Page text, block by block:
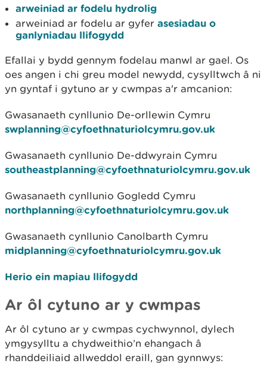
arweiniad ar fodelu hydrolig
arweiniad ar fodelu ar gyfer asesiadau o
ganlyniadau llifogydd
Efallai y bydd gennym fodelau manwl ar gael. Os
oes angen i chi greu model newydd, cysylltwch â ni
yn gyntaf i gytuno ar y cwmpas a'r amcanion:
Gwasanaeth cynllunio De-orllewin Cymru
swplanning@cyfoethnaturiolcymru.gov.uk
Gwasanaeth cynllunio De-ddwyrain Cymru
southeastplanning@cyfoethnaturiolcymru.gov.uk
Gwasanaeth cynllunio Gogledd Cymru
northplanning@cyfoethnaturiolcymru.gov.uk
Gwasanaeth cynllunio Canolbarth Cymru
midplanning@cyfoethnaturiolcymru.gov.uk
Herio ein mapiau llifogydd
Ar ôl cytuno ar y cwmpas
Ar ôl cytuno ar y cwmpas cychwynnol, dylech
ymgysylltu a chydweithio’n ehangach â
rhanddeiliaid allweddol eraill, gan gynnwys: